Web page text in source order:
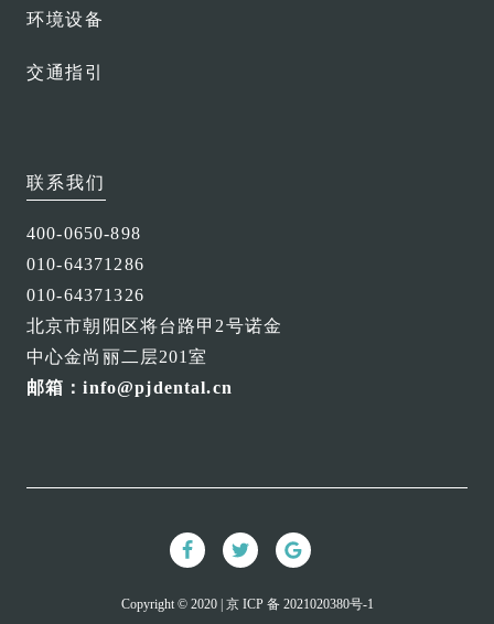
环境设备
交通指引
联系我们
400-0650-898
010-64371286
010-64371326
北京市朝阳区将台路甲2号诺金
中心金尚丽二层201室
邮箱：info@pjdental.cn
Copyright © 2020 | 京 ICP 备 2021020380号-1